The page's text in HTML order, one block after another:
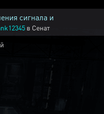
сигнала и
в Сенат